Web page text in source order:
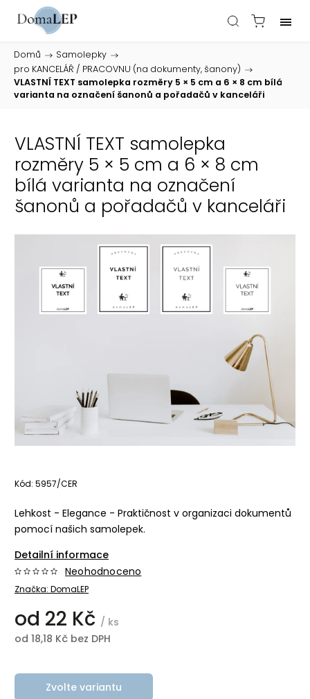
Domů / Samolepky /
pro KANCELÁŘ / PRACOVNU (na dokumenty, šanony) /
VLASTNÍ TEXT samolepka rozměry 5 × 5 cm a 6 × 8 cm bílá
varianta na označení šanonů a pořadačů v kanceláři
VLASTNÍ TEXT samolepka
rozměry 5 × 5 cm a 6 × 8 cm
bílá varianta na označení
šanonů a pořadačů v kanceláři
Kód: 5957/CER
Lehkost - Elegance - Praktičnost v organizaci dokumentů
pomocí našich samolepek.
Detailní informace
Značka: DomaLEP
Neohodnoceno
od 22 Kč / ks
od 18,18 Kč bez DPH
Zvolte variantu